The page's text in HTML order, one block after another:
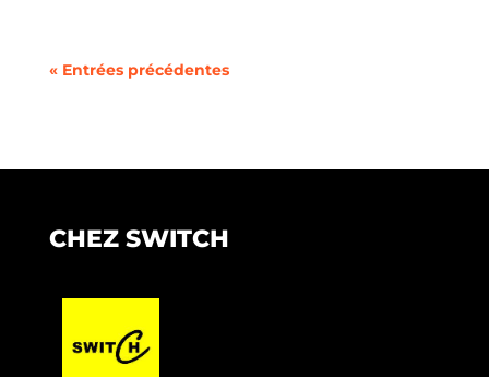
« Entrées précédentes
CHEZ SWITCH